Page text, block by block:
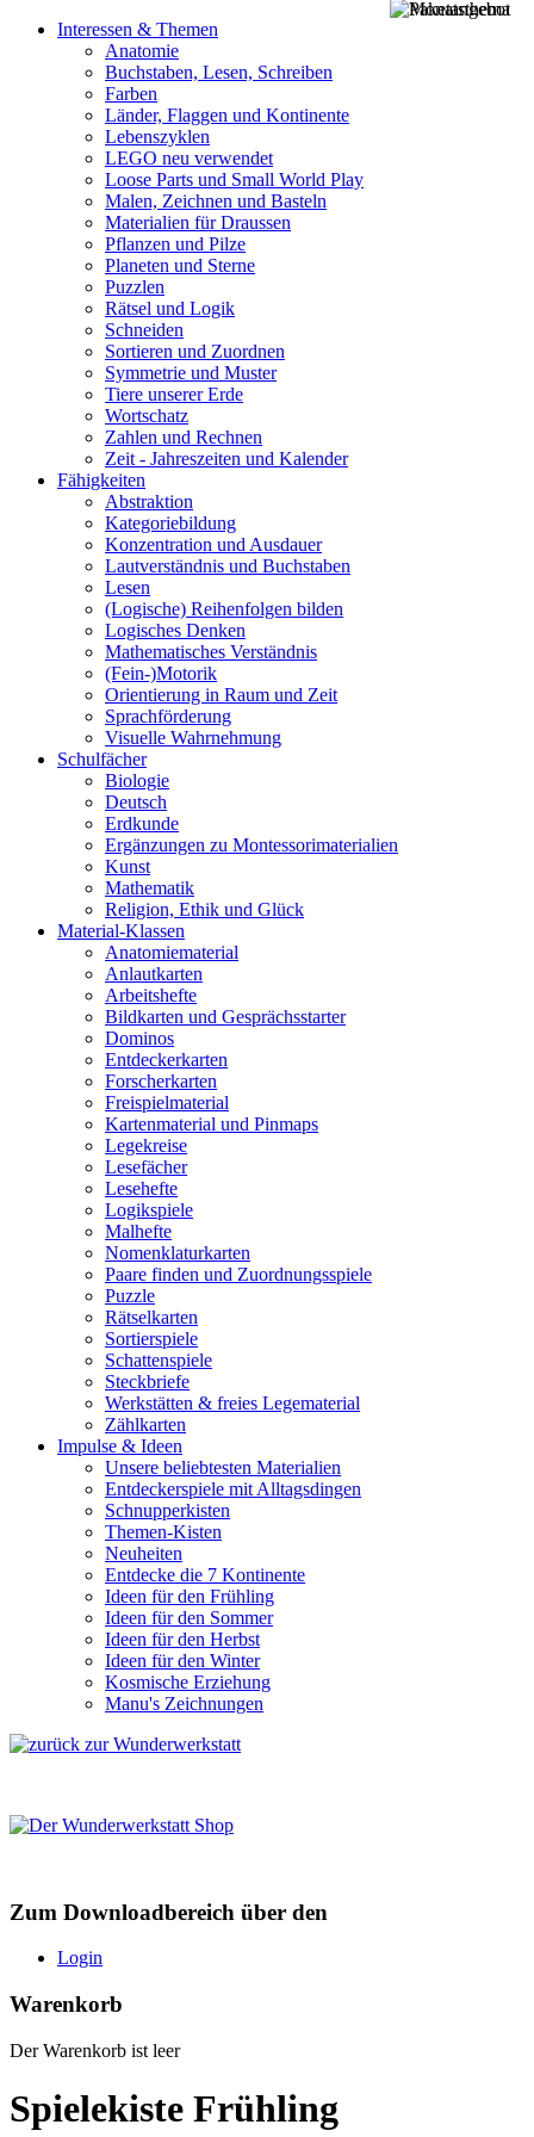
Interessen & Themen
Anatomie
Buchstaben, Lesen, Schreiben
Farben
Länder, Flaggen und Kontinente
Lebenszyklen
LEGO neu verwendet
Loose Parts und Small World Play
Malen, Zeichnen und Basteln
Materialien für Draussen
Pflanzen und Pilze
Planeten und Sterne
Puzzlen
Rätsel und Logik
Schneiden
Sortieren und Zuordnen
Symmetrie und Muster
Tiere unserer Erde
Wortschatz
Zahlen und Rechnen
Zeit - Jahreszeiten und Kalender
Fähigkeiten
Abstraktion
Kategoriebildung
Konzentration und Ausdauer
Lautverständnis und Buchstaben
Lesen
(Logische) Reihenfolgen bilden
Logisches Denken
Mathematisches Verständnis
(Fein-)Motorik
Orientierung in Raum und Zeit
Sprachförderung
Visuelle Wahrnehmung
Schulfächer
Biologie
Deutsch
Erdkunde
Ergänzungen zu Montessorimaterialien
Kunst
Mathematik
Religion, Ethik und Glück
Material-Klassen
Anatomiematerial
Anlautkarten
Arbeitshefte
Bildkarten und Gesprächsstarter
Dominos
Entdeckerkarten
Forscherkarten
Freispielmaterial
Kartenmaterial und Pinmaps
Legekreise
Lesefächer
Lesehefte
Logikspiele
Malhefte
Nomenklaturkarten
Paare finden und Zuordnungsspiele
Puzzle
Rätselkarten
Sortierspiele
Schattenspiele
Steckbriefe
Werkstätten & freies Legematerial
Zählkarten
Impulse & Ideen
Unsere beliebtesten Materialien
Entdeckerspiele mit Alltagsdingen
Schnupperkisten
Themen-Kisten
Neuheiten
Entdecke die 7 Kontinente
Ideen für den Frühling
Ideen für den Sommer
Ideen für den Herbst
Ideen für den Winter
Kosmische Erziehung
Manu's Zeichnungen
Zum Downloadbereich über den
Login
Warenkorb
Der Warenkorb ist leer
Spielekiste Frühling